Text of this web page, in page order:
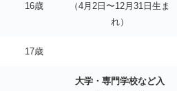
16歳
（4月2日〜12月31日生ま
れ）
17歳
大学・専門学校など入